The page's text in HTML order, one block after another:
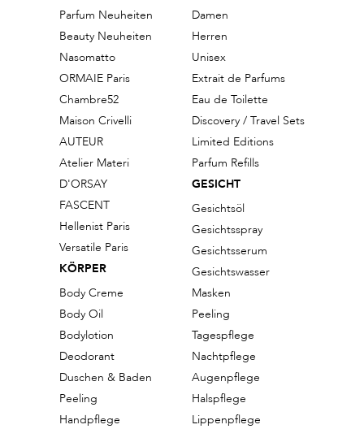
Parfum Neuheiten
Beauty Neuheiten
Nasomatto
ORMAIE Paris
Chambre52
Maison Crivelli
AUTEUR
Atelier Materi
D'ORSAY
FASCENT
Hellenist Paris
Versatile Paris
KÖRPER
Body Creme
Body Oil
Bodylotion
Deodorant
Duschen & Baden
Peeling
Handpflege
Damen
Herren
Unisex
Extrait de Parfums
Eau de Toilette
Discovery / Travel Sets
Limited Editions
Parfum Refills
GESICHT
Gesichtsöl
Gesichtsspray
Gesichtsserum
Gesichtswasser
Masken
Peeling
Tagespflege
Nachtpflege
Augenpflege
Halspflege
Lippenpflege